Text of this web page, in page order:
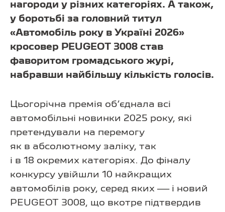
нагороди у різних категоріях. А також,
у боротьбі за головний титул
«Автомобіль року в Україні 2026»
кросовер PEUGEOT 3008 став
фаворитом громадського журі,
набравши найбільшу кількість голосів.
Цьогорічна премія об’єднала всі
автомобільні новинки 2025 року, які
претендували на перемогу
як в абсолютному заліку, так
і в 18 окремих категоріях. До фіналу
конкурсу увійшли 10 найкращих
автомобілів року, серед яких — і новий
PEUGEOT 3008, що вкотре підтвердив